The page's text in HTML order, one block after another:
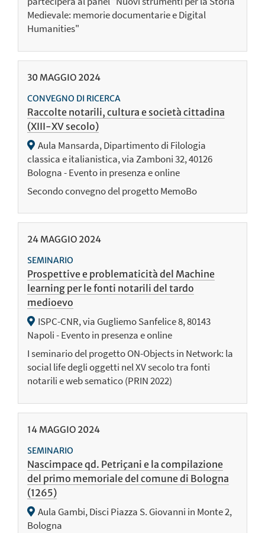
Medievale: memorie documentarie e Digital
Humanities"
30 MAGGIO 2024
CONVEGNO DI RICERCA
Raccolte notarili, cultura e società cittadina
(XIII-XV secolo)
Aula Mansarda, Dipartimento di Filologia
classica e italianistica, via Zamboni 32, 40126
Bologna - Evento in presenza e online
Secondo convegno del progetto MemoBo
24 MAGGIO 2024
SEMINARIO
Prospettive e problematicità del Machine
learning per le fonti notarili del tardo
medioevo
ISPC-CNR, via Gugliemo Sanfelice 8, 80143
Napoli - Evento in presenza e online
I seminario del progetto ON-Objects in Network: la
social life degli oggetti nel XV secolo tra fonti
notarili e web sematico (PRIN 2022)
14 MAGGIO 2024
SEMINARIO
Nascimpace qd. Petriçani e la compilazione
del primo memoriale del comune di Bologna
(1265)
Aula Gambi, Disci Piazza S. Giovanni in Monte 2,
Bologna